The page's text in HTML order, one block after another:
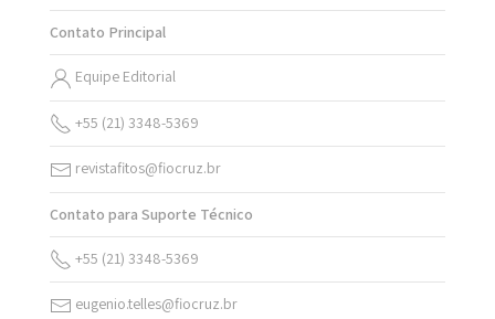
Contato Principal
Equipe Editorial
+55 (21) 3348-5369
revistafitos@fiocruz.br
Contato para Suporte Técnico
+55 (21) 3348-5369
eugenio.telles@fiocruz.br